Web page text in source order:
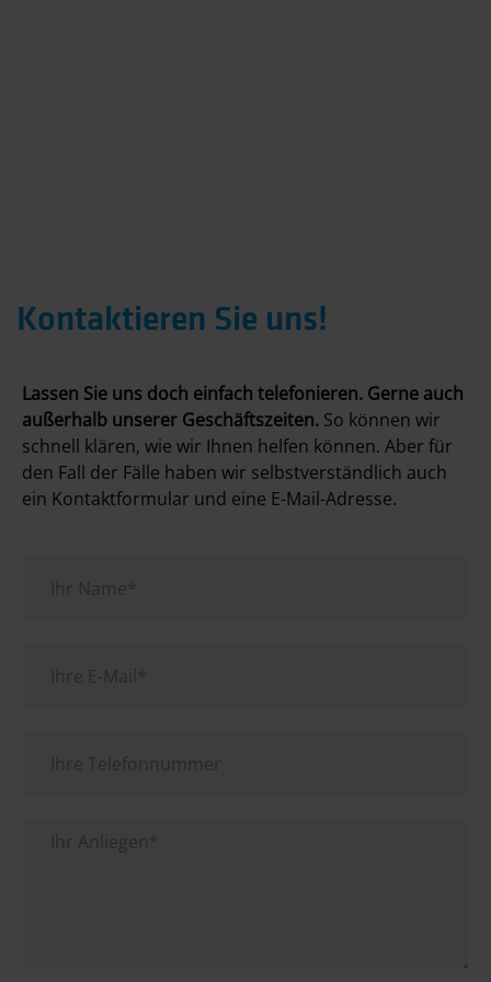
Kontaktieren Sie uns!
Lassen Sie uns doch einfach telefonieren. Gerne auch
außerhalb unserer Geschäftszeiten. So können wir
schnell klären, wie wir Ihnen helfen können. Aber für
den Fall der Fälle haben wir selbstverständlich auch
ein Kontaktformular und eine E-Mail-Adresse.